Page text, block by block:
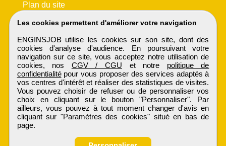
Les cookies permettent d'améliorer votre navigation
ENGINSJOB utilise les cookies sur son site, dont des
cookies d'analyse d'audience. En poursuivant votre
navigation sur ce site, vous acceptez notre utilisation de
cookies, nos CGV / CGU et notre politique de
confidentialitépour vous proposer des services adaptés à
vos centres d'intérêt et réaliser des statistiques de visites.
Vous pouvez choisir de refuser ou de personnaliser vos
choix en cliquant sur le bouton "Personnaliser". Par
ailleurs, vous pouvez à tout moment changer d'avis en
cliquant sur "Paramètres des cookies" situé en bas de
page.
Plan du site